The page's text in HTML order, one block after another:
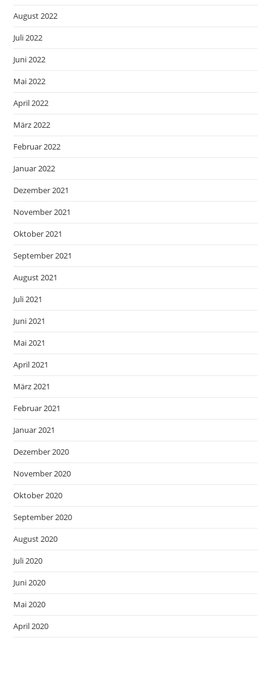
August 2022
Juli 2022
Juni 2022
Mai 2022
April 2022
März 2022
Februar 2022
Januar 2022
Dezember 2021
November 2021
Oktober 2021
September 2021
August 2021
Juli 2021
Juni 2021
Mai 2021
April 2021
März 2021
Februar 2021
Januar 2021
Dezember 2020
November 2020
Oktober 2020
September 2020
August 2020
Juli 2020
Juni 2020
Mai 2020
April 2020